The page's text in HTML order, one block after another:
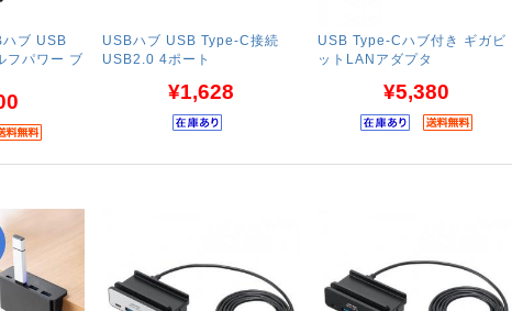
ハブ USB
フパワー ブ
USBハブ USB Type-C接続
USB2.0 4ポート
¥1,628
USB Type-Cハブ付き ギガビ
ットLANアダプタ
¥5,380